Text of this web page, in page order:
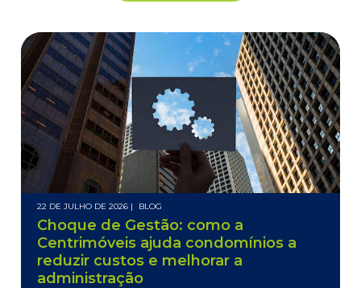
22 DE JULHO DE 2026 | BLOG
Choque de Gestão: como a
Centrimóveis ajuda condomínios a
reduzir custos e melhorar a
administração